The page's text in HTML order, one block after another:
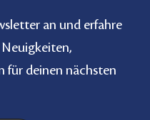
an und erfahre
Neuigkeiten,
für deinen nächsten